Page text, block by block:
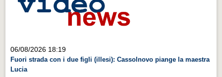
Sport
Territorio
Videonews
06/08/2026 18:19
Fuori strada con i due figli (illesi): Cassolnovo piange la maestra
Lucia